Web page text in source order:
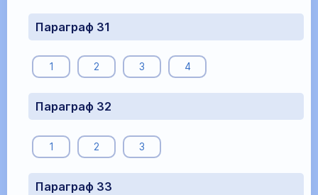
Параграф 31
1 2 3 4
Параграф 32
1 2 3
Параграф 33